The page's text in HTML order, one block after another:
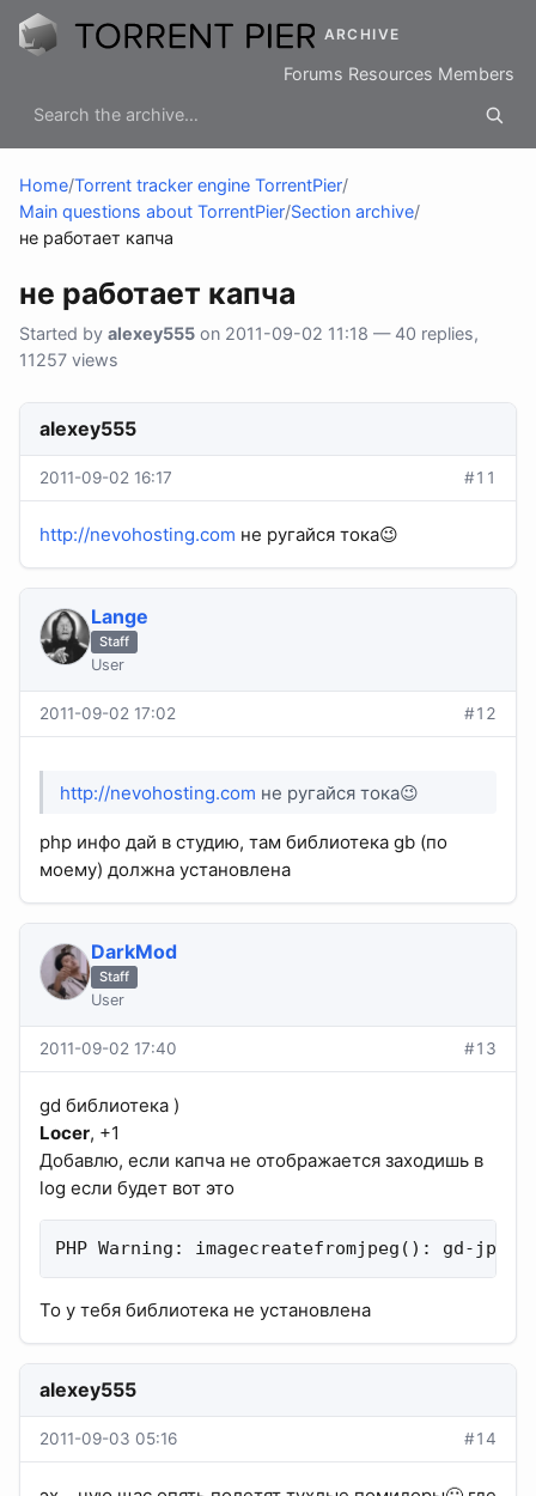
ARCHIVE
Forums Resources Members
Home/Torrent tracker engine TorrentPier/
Main questions about TorrentPier/Section archive/
не работает капча
не работает капча
Started by alexey555 on 2011-09-02 11:18 — 40 replies,
11257 views
alexey555
2011-09-02 16:17 #11
http://nevohosting.com не ругайся тока😉
Lange
Staff
User
2011-09-02 17:02 #12
http://nevohosting.com не ругайся тока😉
php инфо дай в студию, там библиотека gb (по
моему) должна установлена
DarkMod
Staff
User
2011-09-02 17:40 #13
gd библиотека )
Locer, +1
Добавлю, если капча не отображается заходишь в
log если будет вот это
PHP Warning: imagecreatefromjpeg(): gd-jpeg
То у тебя библиотека не установлена
alexey555
2011-09-03 05:16 #14